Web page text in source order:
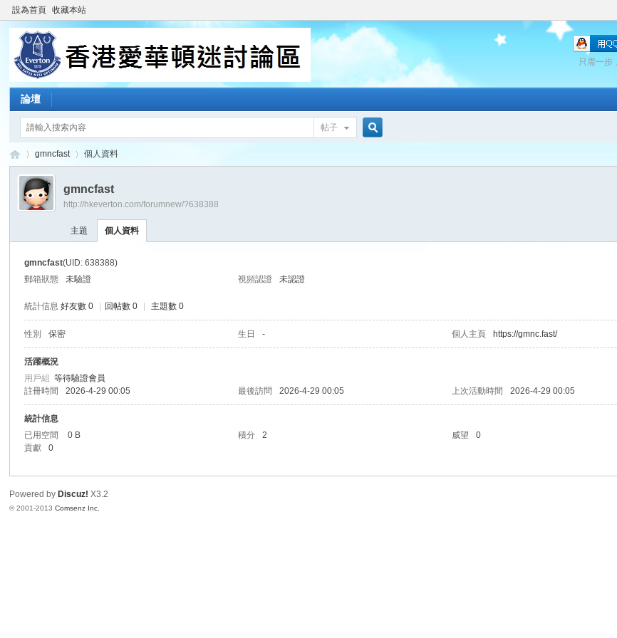
設為首頁 收藏本站
只需一步
論壇
帖子
愛
›
gmncfast 個人資料
gmncfast
http://hkeverton.com/forumnew/?638388
主題 個人資料
gmncfast(UID: 638388)
郵箱狀態
未驗證 視頻認證 未認證
統計信息 好友數 0 回帖數 0 主題數 0
性別 保密 生日 - 個人主頁 https://gmnc.fast/
活躍概況
用戶組等待驗證會員
註冊時間
2026-4-29 00:05 最後訪問 2026-4-29 00:05 上次活動時間 2026-4-29 00:05
統計信息
已用空間
0 B 積分 2 威望 0
貢獻
0
Powered by Discuz! X3.2
© 2001-2013Comsenz Inc.